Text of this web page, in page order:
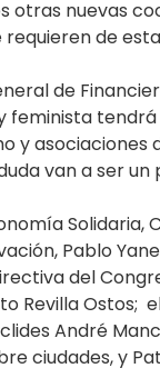
otras nuevas
de
de
feminista
y
van a ser
Solidaria,
Pablo
del
Revilla Ostos;
André
ciudades, y